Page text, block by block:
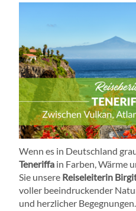
Wenn es in Deutschland
Teneriffa in Farben, Wärme
Sie unsere Reiseleiterin
voller beeindruckender
und herzlicher